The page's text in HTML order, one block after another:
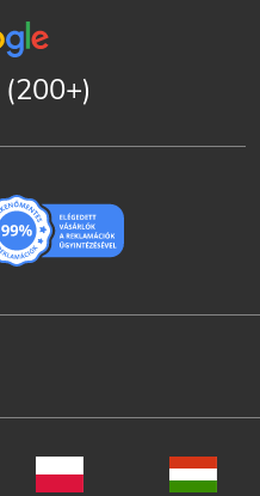
(200+)